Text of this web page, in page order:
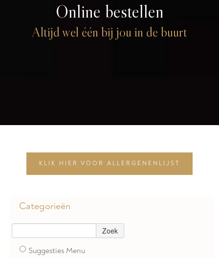
CADEAUBON
Online bestellen
Altijd wel één bij jou in de buurt
KLIK HIER VOOR ALLERGENENLIJST
Categorieën
Zoek
Suggesties Menu